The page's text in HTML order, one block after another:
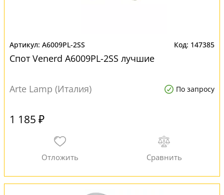
A6009PL-2SS 147385
Спот Venerd A6009PL-2SS лучшие
Arte Lamp (Италия) По запросу
1 185 ₽